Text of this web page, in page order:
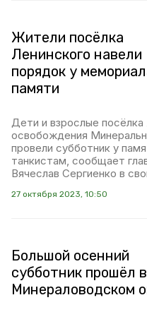
Жители посёлка
Ленинского навели
порядок у
памяти
Дети и взрослые посёлка
освобождения
провели субботник у
танкистам, сообщает
Вячеслав Сергиенко в
27 октября 2023, 10:50
Большой осенний
субботник прошёл в
Минераловодском